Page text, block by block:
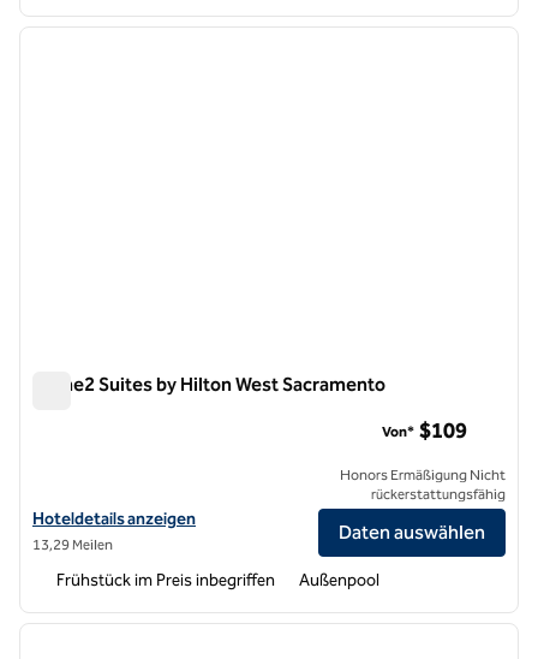
1 von 12
Home2 Suites by Hilton West Sacramento
Hoteldetails für Home2 Suites by Hilton West Sacramento anzeigen
Hoteldetails anzeigen
13,29 Meilen
Von* $109
Honors Ermäßigung Nicht
rückerstattungsfähig
Daten auswählen
Frühstück im Preis inbegriffen Außenpool
1 von 12